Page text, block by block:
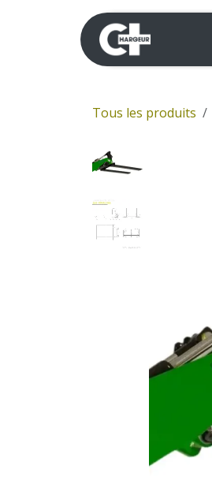
Se rendre au contenu
Tous les produits